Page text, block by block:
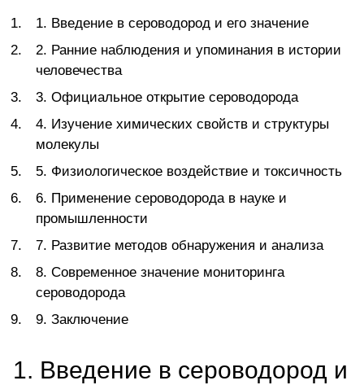
1. Введение в сероводород и его значение
2. Ранние наблюдения и упоминания в истории
человечества
3. Официальное открытие сероводорода
4. Изучение химических свойств и структуры
молекулы
5. Физиологическое воздействие и токсичность
6. Применение сероводорода в науке и
промышленности
7. Развитие методов обнаружения и анализа
8. Современное значение мониторинга
сероводорода
9. Заключение
1. Введение в сероводород и